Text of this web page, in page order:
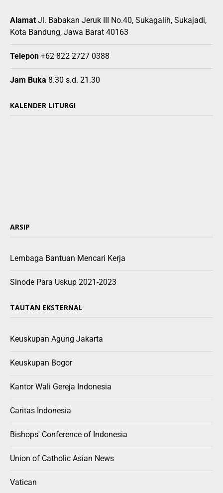
Alamat Jl. Babakan Jeruk III No.40, Sukagalih, Sukajadi,
Kota Bandung, Jawa Barat 40163
Telepon +62 822 2727 0388
Jam Buka 8.30 s.d. 21.30
KALENDER LITURGI
ARSIP
Lembaga Bantuan Mencari Kerja
Sinode Para Uskup 2021-2023
TAUTAN EKSTERNAL
Keuskupan Agung Jakarta
Keuskupan Bogor
Kantor Wali Gereja Indonesia
Caritas Indonesia
Bishops' Conference of Indonesia
Union of Catholic Asian News
Vatican